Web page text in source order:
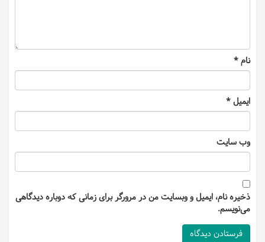
نام*
ایمیل*
وب‌ سایت
ذخیره نام، ایمیل و وبسایت من در مرورگر برای زمانی که دوباره دیدگاهی
می‌نویسم.